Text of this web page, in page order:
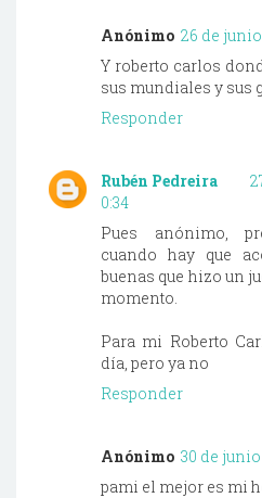
Anónimo 26 de junio
Y roberto carlos
sus mundiales y sus
Responder
Rubén Pedreira
0:34
Pues anónimo,
cuando hay que
buenas que hizo un
momento.
Para mi Roberto
día, pero ya no
Responder
Anónimo 30 de junio
pami el mejor es mi